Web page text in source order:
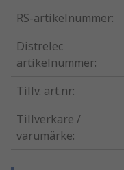
RS-artikelnummer:
Distrelec
artikelnummer:
Tillv. art.nr:
Tillverkare /
varumärke: